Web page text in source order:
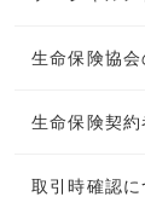
生命保険協
生命保険契
取引時確認